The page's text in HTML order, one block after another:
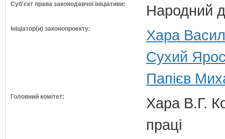
Суб'єкт права законодавчої ініціативи: Народний
Ініціатор(и) законопроекту:
Хара
Сухий
Папієв
Головний комітет:
Хара В.Г.
праці